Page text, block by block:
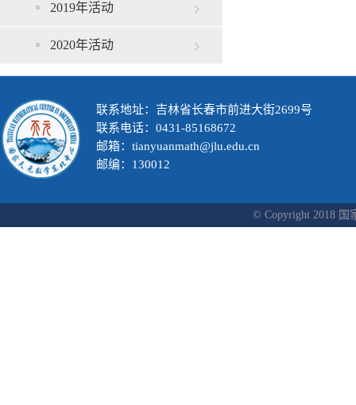
2019年活动
2020年活动
联系地址：吉林省长春市前进大街2699号
联系电话：0431-85168672
邮箱：tianyuanmath@jlu.edu.cn
邮编：130012
© Copyright 2018 国